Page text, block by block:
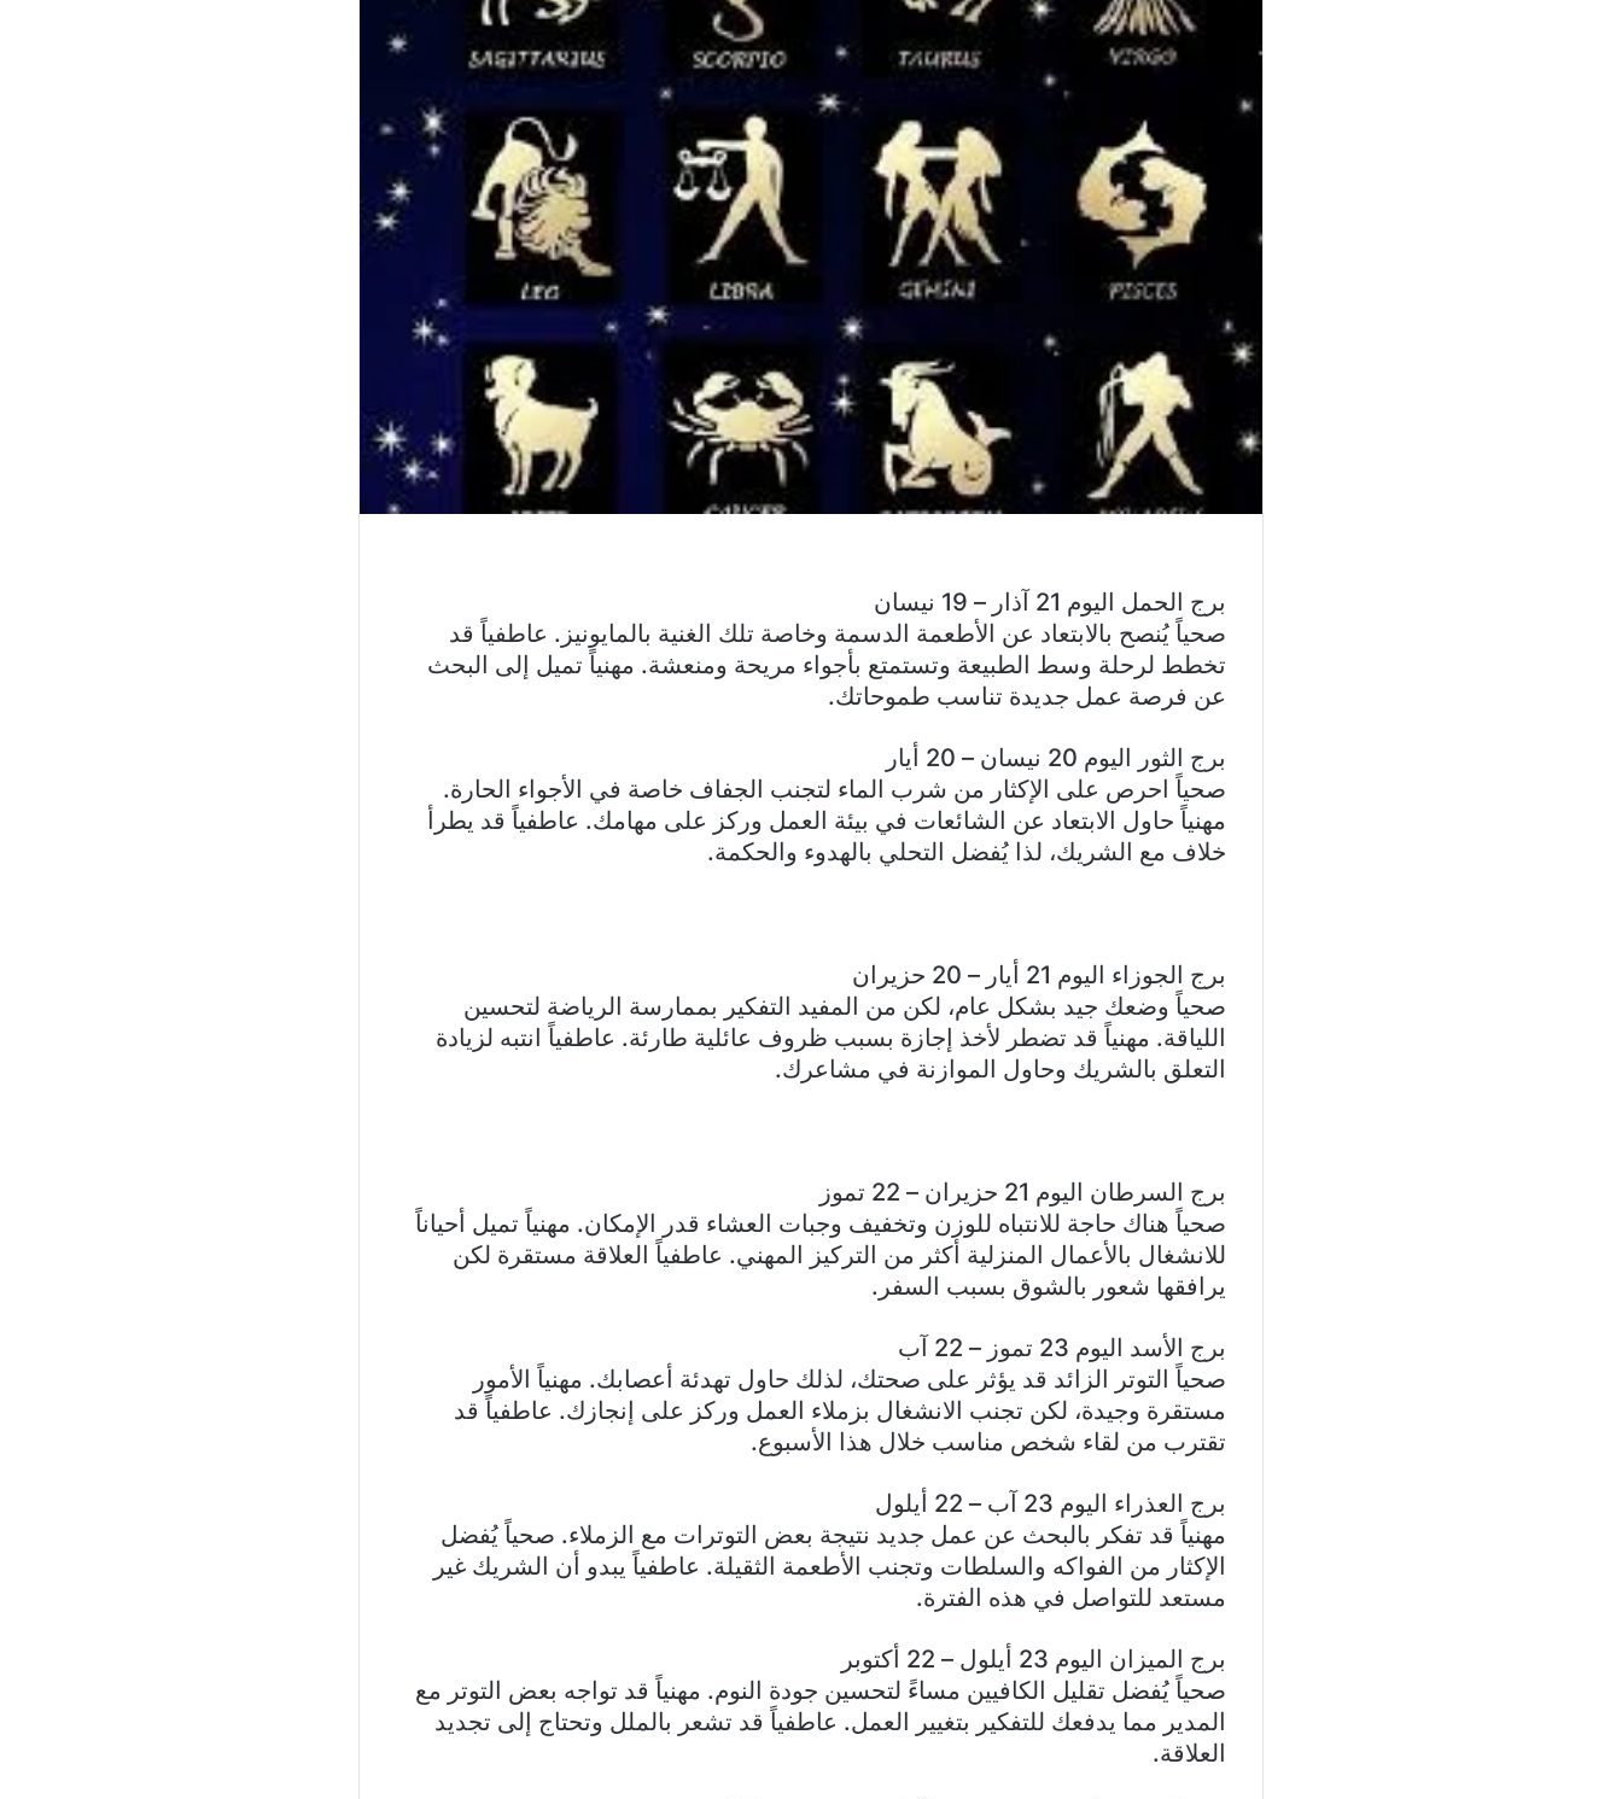
برج الحمل اليوم 21 آذار – 19 نيسان
صحياً يُنصح بالابتعاد عن الأطعمة الدسمة وخاصة تلك الغنية بالمايونيز. عاطفياً قد
تخطط لرحلة وسط الطبيعة وتستمتع بأجواء مريحة ومنعشة. مهنياً تميل إلى البحث
عن فرصة عمل جديدة تناسب طموحاتك.
برج الثور اليوم 20 نيسان – 20 أيار
صحياً احرص على الإكثار من شرب الماء لتجنب الجفاف خاصة في الأجواء الحارة.
مهنياً حاول الابتعاد عن الشائعات في بيئة العمل وركز على مهامك. عاطفياً قد يطرأ
خلاف مع الشريك، لذا يُفضل التحلي بالهدوء والحكمة.
برج الجوزاء اليوم 21 أيار – 20 حزيران
صحياً وضعك جيد بشكل عام، لكن من المفيد التفكير بممارسة الرياضة لتحسين
اللياقة. مهنياً قد تضطر لأخذ إجازة بسبب ظروف عائلية طارئة. عاطفياً انتبه لزيادة
التعلق بالشريك وحاول الموازنة في مشاعرك.
برج السرطان اليوم 21 حزيران – 22 تموز
صحياً هناك حاجة للانتباه للوزن وتخفيف وجبات العشاء قدر الإمكان. مهنياً تميل أحياناً
للانشغال بالأعمال المنزلية أكثر من التركيز المهني. عاطفياً العلاقة مستقرة لكن
يرافقها شعور بالشوق بسبب السفر.
برج الأسد اليوم 23 تموز – 22 آب
صحياً التوتر الزائد قد يؤثر على صحتك، لذلك حاول تهدئة أعصابك. مهنياً الأمور
مستقرة وجيدة، لكن تجنب الانشغال بزملاء العمل وركز على إنجازك. عاطفياً قد
تقترب من لقاء شخص مناسب خلال هذا الأسبوع.
برج العذراء اليوم 23 آب – 22 أيلول
مهنياً قد تفكر بالبحث عن عمل جديد نتيجة بعض التوترات مع الزملاء. صحياً يُفضل
الإكثار من الفواكه والسلطات وتجنب الأطعمة الثقيلة. عاطفياً يبدو أن الشريك غير
مستعد للتواصل في هذه الفترة.
برج الميزان اليوم 23 أيلول – 22 أکتوبر
صحياً يُفضل تقليل الكافيين مساءً لتحسين جودة النوم. مهنياً قد تواجه بعض التوتر مع
المدير مما يدفعك للتفكير بتغيير العمل. عاطفياً قد تشعر بالملل وتحتاج إلى تجديد
العلاقة.